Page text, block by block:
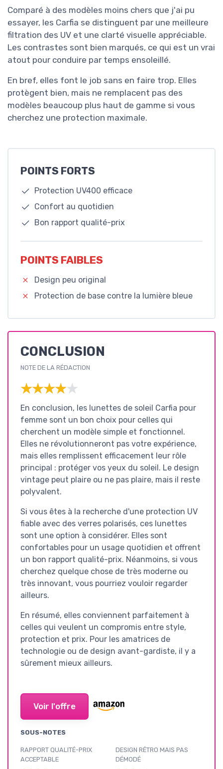
Comparé à des modèles moins chers que j'ai pu
essayer, les Carfia se distinguent par une meilleure
filtration des UV et une clarté visuelle appréciable.
Les contrastes sont bien marqués, ce qui est un vrai
atout pour conduire par temps ensoleillé.
En bref, elles font le job sans en faire trop. Elles
protègent bien, mais ne remplacent pas des
modèles beaucoup plus haut de gamme si vous
cherchez une protection maximale.
POINTS FORTS
Protection UV400 efficace
Confort au quotidien
Bon rapport qualité-prix
POINTS FAIBLES
Design peu original
Protection de base contre la lumière bleue
CONCLUSION
NOTE DE LA RÉDACTION
★★★★★
★★★★★
En conclusion, les lunettes de soleil Carfia pour
femme sont un bon choix pour celles qui
cherchent un modèle simple et fonctionnel.
Elles ne révolutionneront pas votre expérience,
mais elles remplissent efficacement leur rôle
principal : protéger vos yeux du soleil. Le design
vintage peut plaire ou ne pas plaire, mais il reste
polyvalent.
Si vous êtes à la recherche d'une protection UV
fiable avec des verres polarisés, ces lunettes
sont une option à considérer. Elles sont
confortables pour un usage quotidien et offrent
un bon rapport qualité-prix. Néanmoins, si vous
cherchez quelque chose de très moderne ou
très innovant, vous pourriez vouloir regarder
ailleurs.
En résumé, elles conviennent parfaitement à
celles qui veulent un compromis entre style,
protection et prix. Pour les amatrices de
technologie ou de design avant-gardiste, il y a
sûrement mieux ailleurs.
Voir l'offre
SOUS-NOTES
RAPPORT QUALITÉ-PRIX
ACCEPTABLE
DESIGN RÉTRO MAIS PAS
DÉMODÉ